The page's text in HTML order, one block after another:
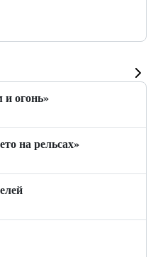
огонь»
на рельсах»